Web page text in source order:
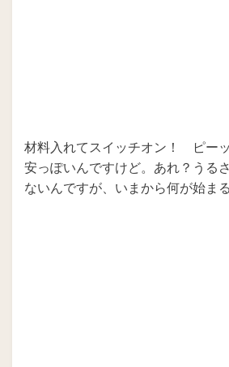
材料入れてスイッチオン！ ピー
安っぽいんですけど。あれ？うる
ないんですが、いまから何が始ま